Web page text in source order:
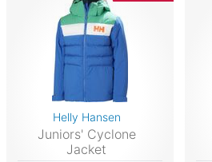
Helly Hansen
Juniors' Cyclone
Jacket